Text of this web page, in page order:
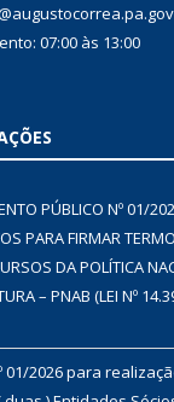
07:00 às 13:00
PÚBLICO Nº 01/
PARA FIRMAR
DA POLÍTICA
– PNAB (LEI Nº
01/2026 para